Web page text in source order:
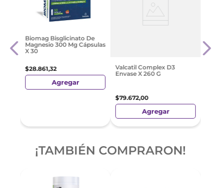
Biomag Bisglicinato De
Magnesio 300 Mg Cápsulas
X 30
$28.861,32
Agregar
Valcatil Complex D3
Envase X 260 G
$79.672,00
Agregar
¡TAMBIÉN COMPRARON!